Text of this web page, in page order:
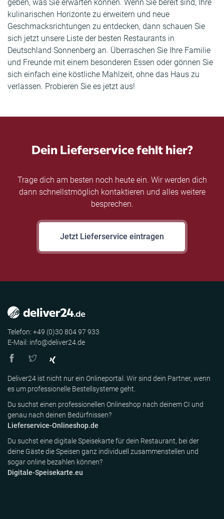
geben, was Sie erwarten können. Wenn Sie bereit sind, Ihre
kulinarischen Horizonte zu erweitern und neue
Geschmacksrichtungen zu entdecken, dann schauen Sie
sich jetzt unsere Liste der besten Restaurants in
Deutschland Sonnenberg an. Überraschen Sie Ihre Familie
und Freunde mit einem besonderen Essen oder gönnen Sie
sich einfach eine köstliche Mahlzeit, ohne das Haus zu
verlassen. Probieren Sie es jetzt aus!
Dein Lieferservice fehlt hier?
Trage dich am besten noch heute ein. Wir werden dich
dann schnellstmöglich kontaktieren und alles weitere
besprechen.
Jetzt Lieferservice eintragen
Telefon: +49 (0)30 804 97 933
E-Mail: info@deliver24.de
Deliver24 ist nicht nur ein Onlineportal. Wir sind dein Partner, wenn
es um professionelle Bestellsysteme geht.
Du suchst einen professionellen Onlineshop nach deinem CI und
genau nach deinen Bedürfnissen?
Lieferservice-Onlineshop.de
Du suchst eine digitale Speisekarte für dein Restaurant, bei der
deine Gäste die Speisen ganz individuell zusammenstellen und
sogar online bezahlen können?
Digitale-Speisekarte.eu